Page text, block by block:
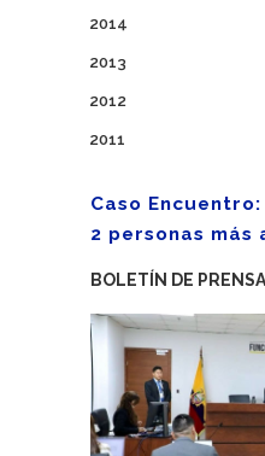
2014
2013
2012
2011
Caso
2 personas más
BOLETÍN DE